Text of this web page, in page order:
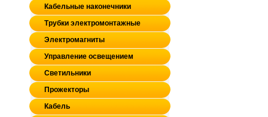
Кабельные наконечники
Трубки электромонтажные
Электромагниты
Управление освещением
Светильники
Прожекторы
Кабель